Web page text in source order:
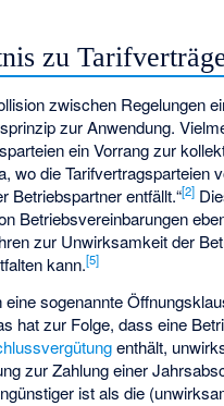
zu
zwischen Regelungen
zur Anwendung.
ein Vorrang zur
wo die Tarifvertragsparteien
Betriebspartner entfällt.“[2]
Betriebsvereinbarungen
zur Unwirksamkeit der
kann.[5]
eine sogenannte
hat zur Folge, dass eine
enthält,
zur Zahlung einer
ist als die